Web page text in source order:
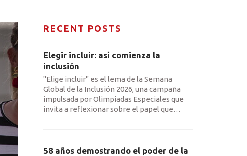
RECENT POSTS
Elegir incluir: así comienza la
inclusión
"Elige incluir" es el lema de la Semana
Global de la Inclusión 2026, una campaña
impulsada por Olimpiadas Especiales que
invita a reflexionar sobre el papel que…
58 años demostrando el poder de la